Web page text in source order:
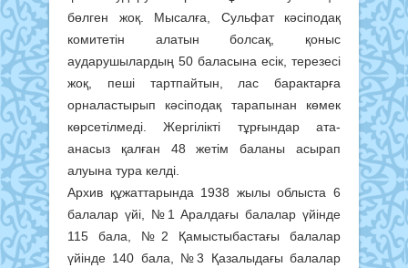
бөлген жоқ. Мысалға, Сульфат кəсіподақ
комитетін алатын болсақ, қоныс
аударушылардың 50 баласына есік, терезесі
жоқ, пеші тартпайтын, лас барактарға
орналастырып кəсіподақ тарапынан көмек
көрсетілмеді. Жергілікті тұрғындар ата-
анасыз қалған 48 жетім баланы асырап
алуына тура келді.
Архив құжаттарында 1938 жылы облыста 6
балалар үйі, №1 Аралдағы балалар үйінде
115 бала, №2 Қамыстыбастағы балалар
үйінде 140 бала, №3 Қазалыдағы балалар